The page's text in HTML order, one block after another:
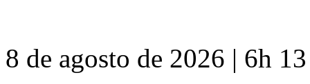
8 de agosto de 2026 | 6h